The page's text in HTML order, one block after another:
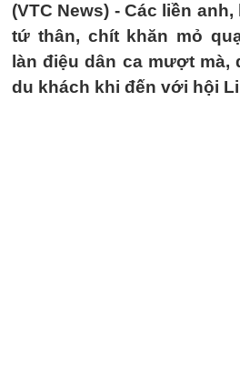
(VTC News) - Các liền anh,
tứ thân, chít khăn mỏ
làn điệu dân ca mượt mà,
du khách khi đến với hội